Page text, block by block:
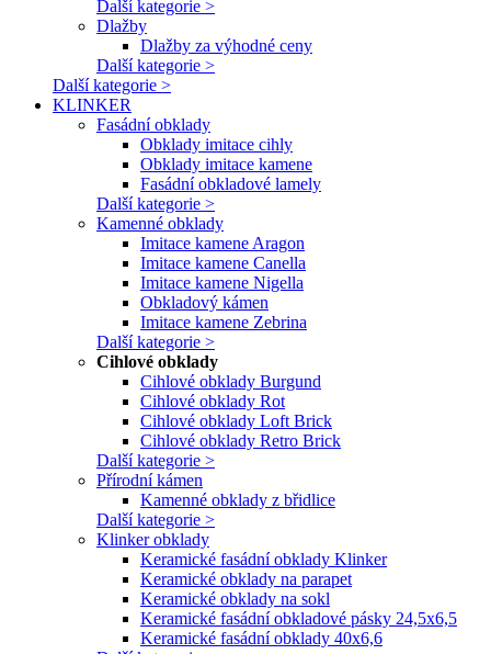
Další kategorie >
Dlažby
Dlažby za výhodné ceny
Další kategorie >
Další kategorie >
KLINKER
Fasádní obklady
Obklady imitace cihly
Obklady imitace kamene
Fasádní obkladové lamely
Další kategorie >
Kamenné obklady
Imitace kamene Aragon
Imitace kamene Canella
Imitace kamene Nigella
Obkladový kámen
Imitace kamene Zebrina
Další kategorie >
Cihlové obklady
Cihlové obklady Burgund
Cihlové obklady Rot
Cihlové obklady Loft Brick
Cihlové obklady Retro Brick
Další kategorie >
Přírodní kámen
Kamenné obklady z břidlice
Další kategorie >
Klinker obklady
Keramické fasádní obklady Klinker
Keramické obklady na parapet
Keramické obklady na sokl
Keramické fasádní obkladové pásky 24,5x6,5
Keramické fasádní obklady 40x6,6